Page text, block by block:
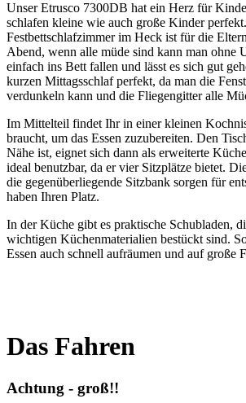
Unser Etrusco 7300DB hat ein Herz für
schlafen kleine wie auch große Kinder
Festbettschlafzimmer im Heck ist für die
Abend, wenn alle müde sind kann man ohne
einfach ins Bett fallen und lässt es sich gut
kurzen Mittagsschlaf perfekt, da man die
verdunkeln kann und die Fliegengitter alle
Im Mittelteil findet Ihr in einer kleinen
braucht, um das Essen zuzubereiten. Den
Nähe ist, eignet sich dann als erweiterte
ideal benutzbar, da er vier Sitzplätze bietet.
die gegenüberliegende Sitzbank sorgen für
haben Ihren Platz.
In der Küche gibt es praktische Schubladen,
wichtigen Küchenmaterialien bestückt sind.
Essen auch schnell aufräumen und auf große
Das Fahren
Achtung - groß!!